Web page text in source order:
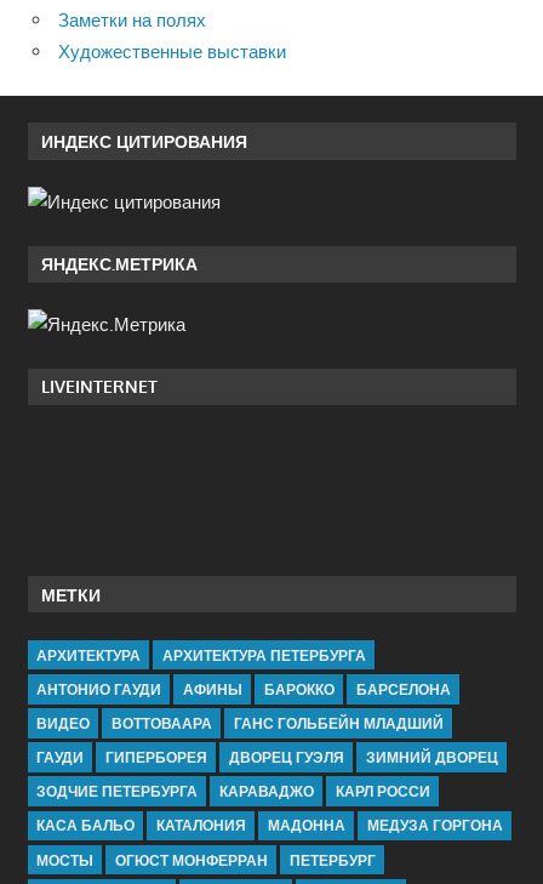
Заметки на полях
Художественные выставки
ИНДЕКС ЦИТИРОВАНИЯ
ЯНДЕКС.МЕТРИКА
LIVEINTERNET
МЕТКИ
АРХИТЕКТУРА
АРХИТЕКТУРА ПЕТЕРБУРГА
АНТОНИО ГАУДИ
АФИНЫ БАРОККО
БАРСЕЛОНА
ВИДЕО
ВОТТОВААРА
ГАНС ГОЛЬБЕЙН МЛАДШИЙ
ГАУДИ
ГИПЕРБОРЕЯ ДВОРЕЦ ГУЭЛЯ
ЗИМНИЙ ДВОРЕЦ
ЗОДЧИЕ ПЕТЕРБУРГА
КАРАВАДЖО
КАРЛ РОССИ
КАСА БАЛЬО
КАТАЛОНИЯ МАДОННА
МЕДУЗА ГОРГОНА
МОСТЫ
ОГЮСТ МОНФЕРРАН ПЕТЕРБУРГ